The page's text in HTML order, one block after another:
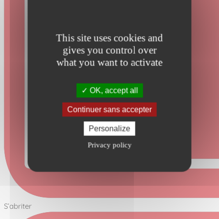
This site uses cookies and
gives you control over
what you want to activate
OK, accept all
Continuer sans accepter
Personalize
Privacy policy
S’abriter